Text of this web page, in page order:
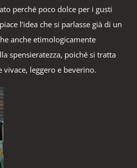
perché poco dolce per i gusti
l’idea che si parlasse già di un
anche etimologicamente
spensieratezza, poiché si tratta
leggero e beverino.